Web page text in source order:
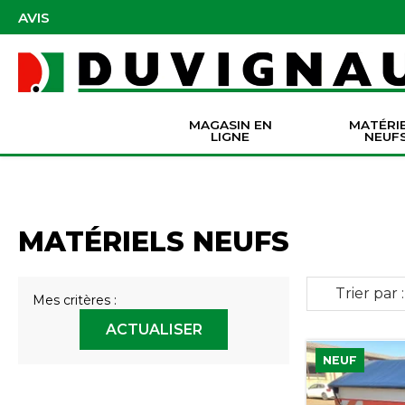
AVIS
MAGASIN EN
LIGNE
MATÉRIELS NEUFS
Mes critères :
ACTUALISER
Trier par :
NEUF